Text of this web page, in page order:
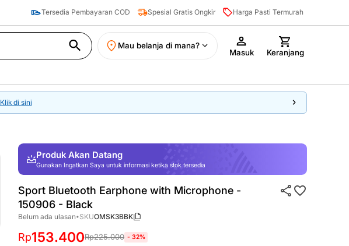
Tersedia Pembayaran COD Spesial Gratis Ongkir
Harga Pasti Termurah
Tersedia Pembayaran COD
Spesial Gratis Ongkir
Harga Pasti Termurah
Lainnya
Mau belanja di mana?
Masuk Keranjang
Klik di sini
Produk Akan Datang
Gunakan Ingatkan Saya untuk informasi ketika stok tersedia
Sport Bluetooth Earphone with Microphone -
150906 - Black
Belum ada ulasan•SKUOMSK3BBK
Rp153.400Rp225.000 - 32%